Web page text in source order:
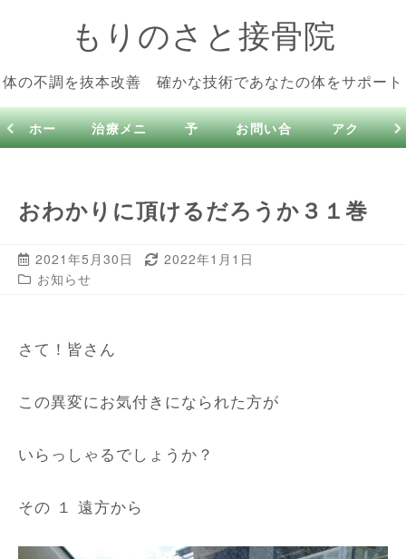
もりのさと接骨院
体の不調を抜本改善 確かな技術であなたの体をサポート
ホー 治療メニ 予 お問い合 アク
おわかりに頂けるだろうか３１巻
2021年5月30日
2022年1月1日
お知らせ
さて！皆さん
この異変にお気付きになられた方が
いらっしゃるでしょうか？
その １ 遠方から